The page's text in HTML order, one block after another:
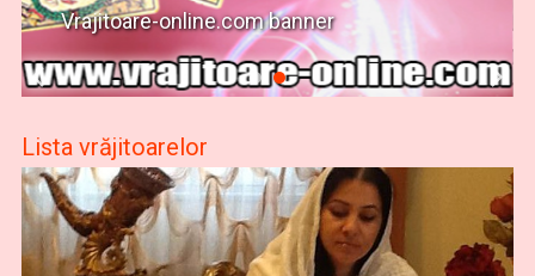
Vrajitoare-online.com banner
Lista vrăjitoarelor